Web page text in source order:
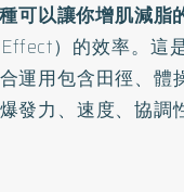
可以讓你增肌減脂
）的效率。這
運用包含田徑、體
發力、速度、協調